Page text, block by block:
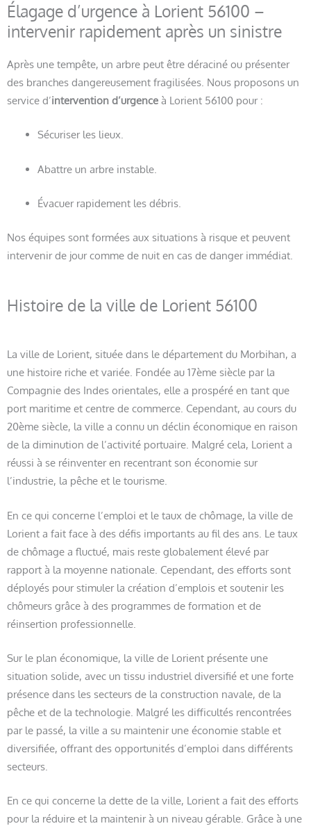
Élagage d’urgence à Lorient 56100 –
intervenir rapidement après un sinistre
Après une tempête, un arbre peut être déraciné ou présenter
des branches dangereusement fragilisées. Nous proposons un
service d’intervention d’urgence à Lorient 56100 pour :
Sécuriser les lieux.
Abattre un arbre instable.
Évacuer rapidement les débris.
Nos équipes sont formées aux situations à risque et peuvent
intervenir de jour comme de nuit en cas de danger immédiat.
Histoire de la ville de Lorient 56100
La ville de Lorient, située dans le département du Morbihan, a
une histoire riche et variée. Fondée au 17ème siècle par la
Compagnie des Indes orientales, elle a prospéré en tant que
port maritime et centre de commerce. Cependant, au cours du
20ème siècle, la ville a connu un déclin économique en raison
de la diminution de l’activité portuaire. Malgré cela, Lorient a
réussi à se réinventer en recentrant son économie sur
l’industrie, la pêche et le tourisme.
En ce qui concerne l’emploi et le taux de chômage, la ville de
Lorient a fait face à des défis importants au fil des ans. Le taux
de chômage a fluctué, mais reste globalement élevé par
rapport à la moyenne nationale. Cependant, des efforts sont
déployés pour stimuler la création d’emplois et soutenir les
chômeurs grâce à des programmes de formation et de
réinsertion professionnelle.
Sur le plan économique, la ville de Lorient présente une
situation solide, avec un tissu industriel diversifié et une forte
présence dans les secteurs de la construction navale, de la
pêche et de la technologie. Malgré les difficultés rencontrées
par le passé, la ville a su maintenir une économie stable et
diversifiée, offrant des opportunités d’emploi dans différents
secteurs.
En ce qui concerne la dette de la ville, Lorient a fait des efforts
pour la réduire et la maintenir à un niveau gérable. Grâce à une